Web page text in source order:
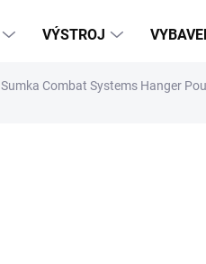
VÝSTROJ
Sumka Combat Systems Hanger